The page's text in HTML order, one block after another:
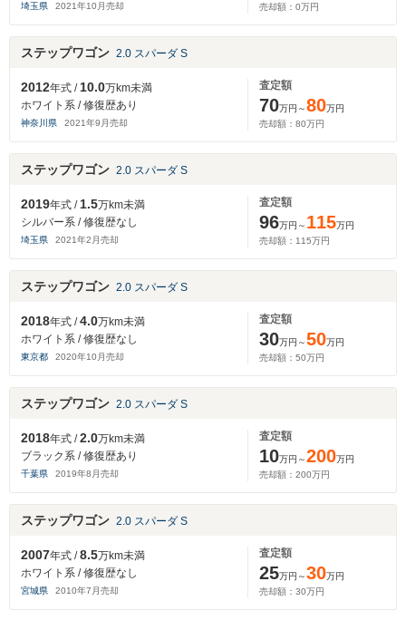
埼玉県 2021年10 月売却
売却額： 0万円
ステップワゴン 2.0 スパーダ S
2012年式 /10.0万km未満
ホワイト系 / 修復歴あり
神奈川県 2021年9 月売却
査定額
70万円～80万円
売却額： 80万円
ステップワゴン 2.0 スパーダ S
2019年式 /1.5万km未満
シルバー系 / 修復歴なし
埼玉県 2021年2 月売却
査定額
96万円～ 115万円
売却額： 115万円
ステップワゴン 2.0 スパーダ S
2018年式 /4.0万km未満
ホワイト系 / 修復歴なし
東京都 2020年10 月売却
査定額
30万円～50万円
売却額： 50万円
ステップワゴン 2.0 スパーダ S
2018年式 /2.0万km未満
ブラック系 / 修復歴あり
千葉県 2019年8 月売却
査定額
10万円～200万円
売却額： 200万円
ステップワゴン 2.0 スパーダ S
2007年式 /8.5万km未満
ホワイト系 / 修復歴なし
宮城県 2010年7 月売却
査定額
25万円～30万円
売却額： 30万円